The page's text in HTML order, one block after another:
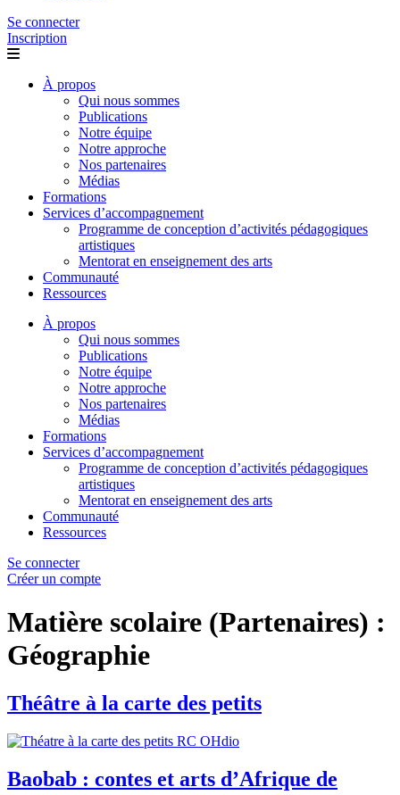
Se connecter
Inscription
À propos
Qui nous sommes
Publications
Notre équipe
Notre approche
Nos partenaires
Médias
Formations
Services d’accompagnement
Programme de conception d’activités pédagogiques
artistiques
Mentorat en enseignement des arts
Communauté
Ressources
À propos
Qui nous sommes
Publications
Notre équipe
Notre approche
Nos partenaires
Médias
Formations
Services d’accompagnement
Programme de conception d’activités pédagogiques
artistiques
Mentorat en enseignement des arts
Communauté
Ressources
Se connecter
Créer un compte
Matière scolaire (Partenaires) :
Géographie
Théâtre à la carte des petits
Baobab : contes et arts d’Afrique de